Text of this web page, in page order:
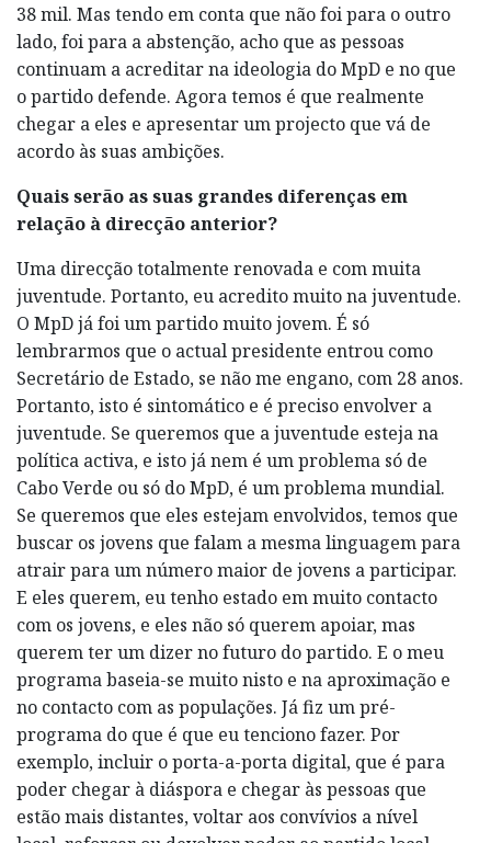
38 mil. Mas tendo em conta que não foi para o outro
lado, foi para a abstenção, acho que as pessoas
continuam a acreditar na ideologia do MpD e no que
o partido defende. Agora temos é que realmente
chegar a eles e apresentar um projecto que vá de
acordo às suas ambições.
Quais serão as suas grandes diferenças em
relação à direcção anterior?
Uma direcção totalmente renovada e com muita
juventude. Portanto, eu acredito muito na juventude.
O MpD já foi um partido muito jovem. É só
lembrarmos que o actual presidente entrou como
Secretário de Estado, se não me engano, com 28 anos.
Portanto, isto é sintomático e é preciso envolver a
juventude. Se queremos que a juventude esteja na
política activa, e isto já nem é um problema só de
Cabo Verde ou só do MpD, é um problema mundial.
Se queremos que eles estejam envolvidos, temos que
buscar os jovens que falam a mesma linguagem para
atrair para um número maior de jovens a participar.
E eles querem, eu tenho estado em muito contacto
com os jovens, e eles não só querem apoiar, mas
querem ter um dizer no futuro do partido. E o meu
programa baseia-se muito nisto e na aproximação e
no contacto com as populações. Já fiz um pré-
programa do que é que eu tenciono fazer. Por
exemplo, incluir o porta-a-porta digital, que é para
poder chegar à diáspora e chegar às pessoas que
estão mais distantes, voltar aos convívios a nível